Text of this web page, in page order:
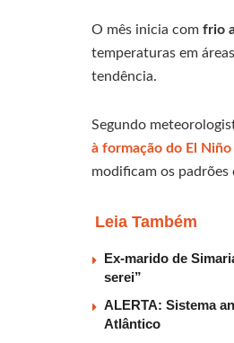
O mês inicia com frio
temperaturas em
tendência.
Segundo
à formação do El Niño
modificam os
Leia Também
Ex-marido de
serei”
ALERTA: Sistema
Atlântico